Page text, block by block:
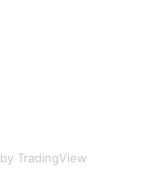
by TradingView